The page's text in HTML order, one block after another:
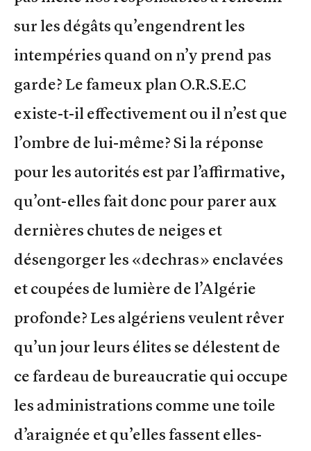
sur les dégâts qu’engendrent les
intempéries quand on n’y prend pas
garde? Le fameux plan O.R.S.E.C
existe-t-il effectivement ou il n’est que
l’ombre de lui-même? Si la réponse
pour les autorités est par l’affirmative,
qu’ont-elles fait donc pour parer aux
dernières chutes de neiges et
désengorger les «dechras» enclavées
et coupées de lumière de l’Algérie
profonde? Les algériens veulent rêver
qu’un jour leurs élites se délestent de
ce fardeau de bureaucratie qui occupe
les administrations comme une toile
d’araignée et qu’elles fassent elles-